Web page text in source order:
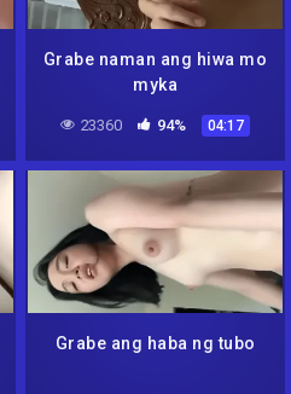
Grabe naman ang hiwa mo
myka
23360 94% 04:17
Grabe ang haba ng tubo